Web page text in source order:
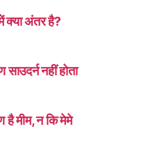
अंतर है?
नहीं होता
मीम, न कि मेमे